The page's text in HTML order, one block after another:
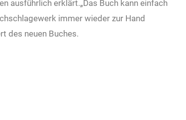
ausführlich erklärt.„Das Buch kann einfach
immer wieder zur Hand
des neuen Buches.